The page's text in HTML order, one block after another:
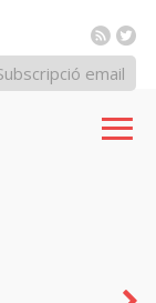
RSS
email